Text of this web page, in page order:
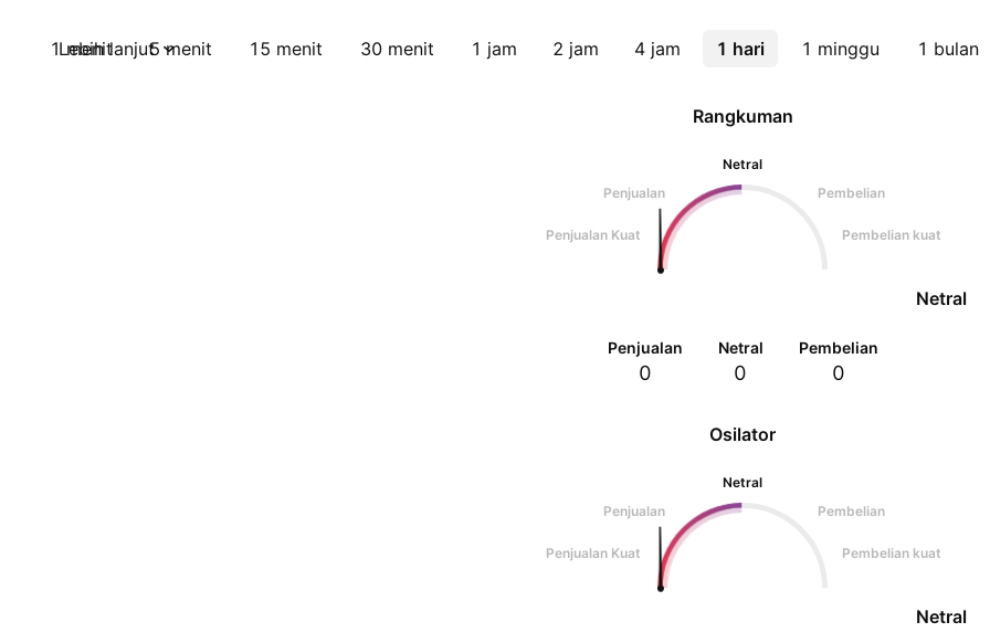
1 menit 5 menit 15 menit 30 menit 1 jam 2 jam 4 jam 1 hari 1 minggu 1 bulan
Lebih lanjut
Osilator
Netral
Penjualan
Pembelian
Penjualan Kuat Pembelian kuat
Netral
Rangkuman
Netral
Penjualan
Pembelian
Penjualan Kuat Pembelian kuat
Netral
Penjualan
0
Netral
0
Pembelian
0